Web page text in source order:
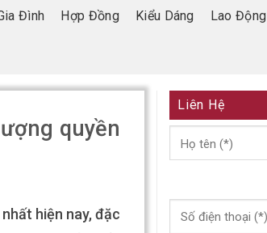
Đình Hợp Đồng Kiểu Dáng Lao Động
quyền
hiện nay, đặc
Liên Hệ